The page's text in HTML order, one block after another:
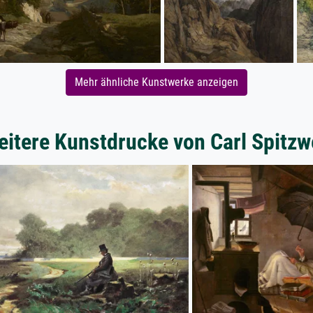
Mehr ähnliche Kunstwerke anzeigen
Kunstdrucke von Carl